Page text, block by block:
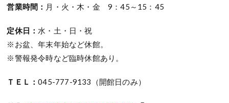
営業時間： 月・火・木・金 9：45～15：45
定休日： 水・土・日・祝
※お盆、年末年始など休館。
※警報発令時など臨時休館あり。
ＴＥＬ：045-777-9133（開館日のみ）